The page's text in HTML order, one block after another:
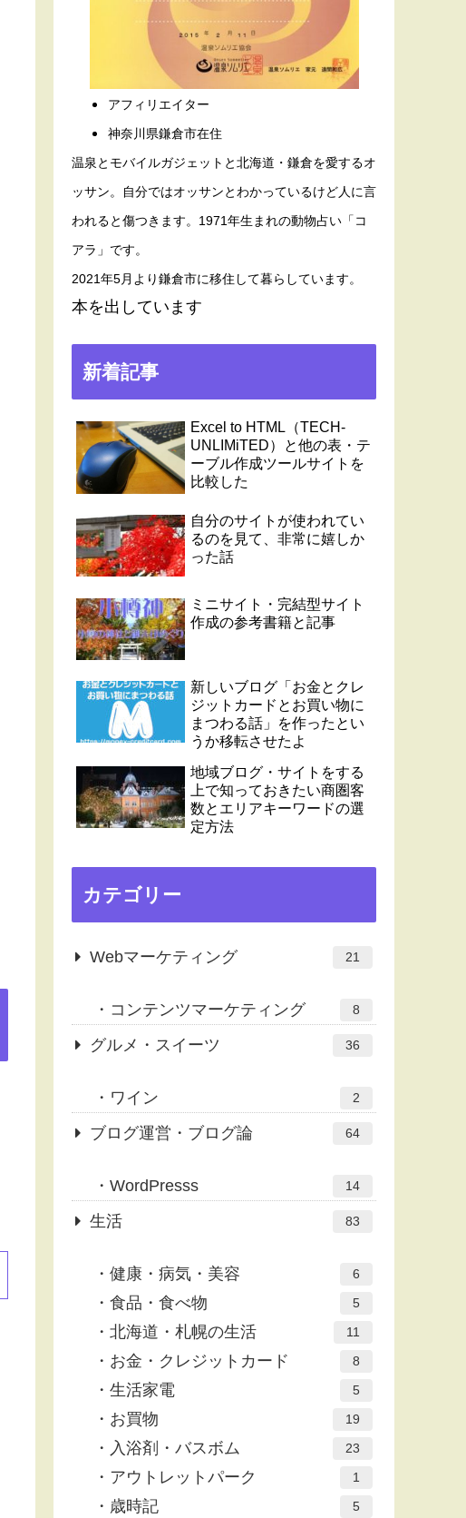
アフィリエイター
神奈川県鎌倉市在住
温泉とモバイルガジェットと北海道・鎌倉を愛するオ
ッサン。自分ではオッサンとわかっているけど人に言
われると傷つきます。1971年生まれの動物占い「コ
アラ」です。
2021年5月より鎌倉市に移住して暮らしています。
本を出しています
新着記事
Excel to HTML（TECH-
UNLIMiTED）と他の表・テ
ーブル作成ツールサイトを
比較した
自分のサイトが使われてい
るのを見て、非常に嬉しか
った話
ミニサイト・完結型サイト
作成の参考書籍と記事
新しいブログ「お金とクレ
ジットカードとお買い物に
まつわる話」を作ったとい
うか移転させたよ
地域ブログ・サイトをする
上で知っておきたい商圏客
数とエリアキーワードの選
定方法
カテゴリー
Webマーケティング 21
コンテンツマーケティング 8
グルメ・スイーツ 36
ワイン 2
ブログ運営・ブログ論 64
WordPresss 14
生活 83
健康・病気・美容 6
食品・食べ物 5
北海道・札幌の生活 11
お金・クレジットカード 8
生活家電 5
お買物 19
入浴剤・バスボム 23
アウトレットパーク 1
歳時記 5